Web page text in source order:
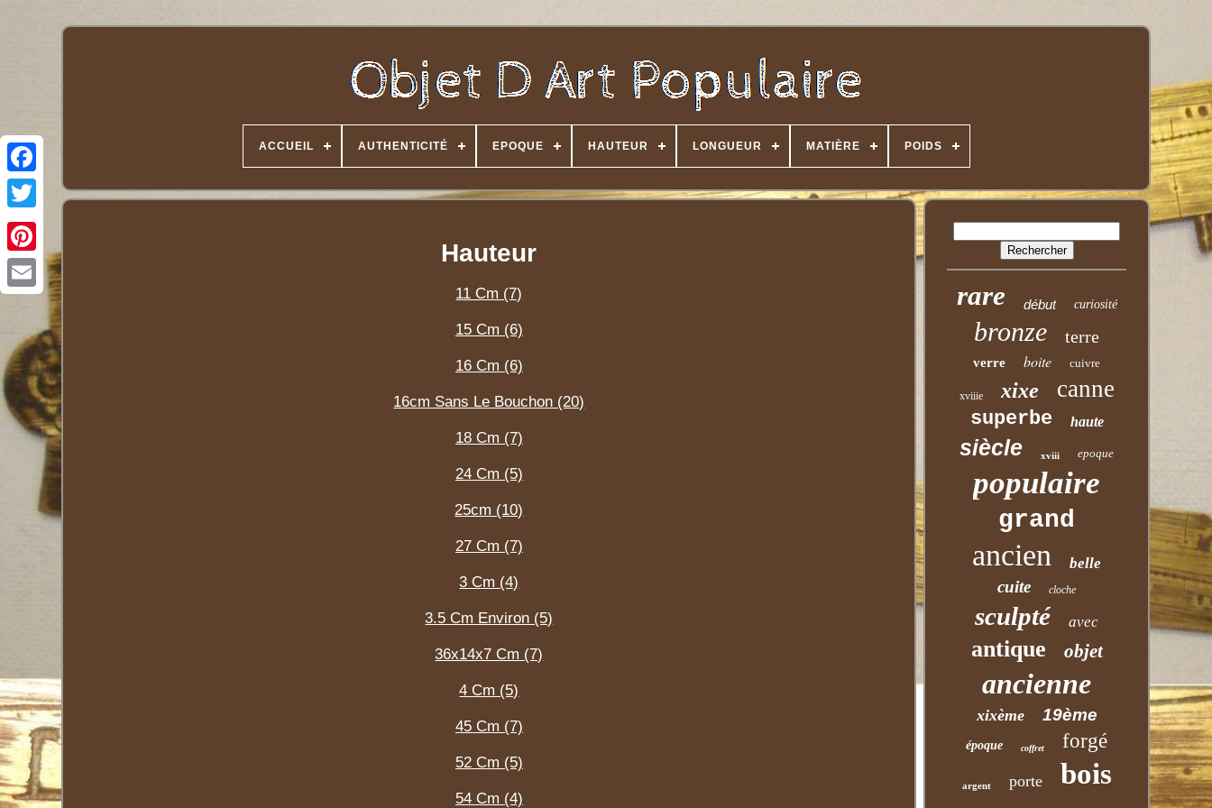
Twitter
ACCUEIL AUTHENTICITÉ EPOQUE HAUTEUR LONGUEUR MATIÈRE POIDS
Hauteur
11 Cm (7)
15 Cm (6)
16 Cm (6)
16cm Sans Le Bouchon (20)
18 Cm (7)
24 Cm (5)
25cm (10)
27 Cm (7)
3 Cm (4)
3.5 Cm Environ (5)
36x14x7 Cm (7)
4 Cm (5)
45 Cm (7)
52 Cm (5)
54 Cm (4)
rare début curiosité
bronze terre
verre boite cuivre
xviiie xixe canne
superbe haute
siècle xviii epoque
populaire
grand
ancien belle
cuite cloche
sculpté avec
antique objet
ancienne
xixème 19ème
époque coffret forgé
argent porte bois